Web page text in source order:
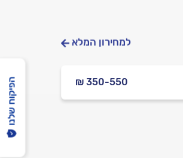
למחירון המלא
₪ 350-550 הפיקוח שלנו